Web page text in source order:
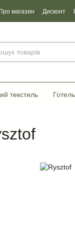
Про магазин Дисконт
Сертификати якості
текстиль